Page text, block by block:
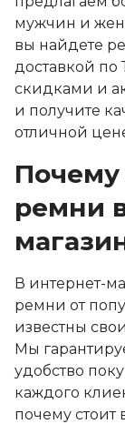
мужчин и
вы найдете
доставкой по
скидками и
и получите
отличной
Почему
ремни
В интернет-
ремни от
известны
Мы
удобство
каждого
почему стоит